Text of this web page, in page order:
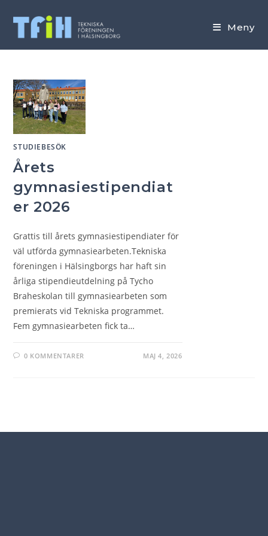
innehållet
Meny
STUDIEBESÖK
Årets
gymnasiestipendiat
er 2026
Grattis till årets gymnasiestipendiater för
väl utförda gymnasiearbeten.Tekniska
föreningen i Hälsingborgs har haft sin
årliga stipendieutdelning på Tycho
Braheskolan till gymnasiearbeten som
premierats vid Tekniska programmet.
Fem gymnasiearbeten fick ta…
0 KOMMENTARER MAJ 4, 2026